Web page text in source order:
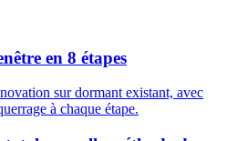
en 8 étapes
sur dormant existant, avec
à chaque étape.